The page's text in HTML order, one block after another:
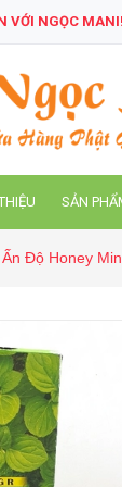
VỚI NGỌC MANI!
SẢN
Độ Honey